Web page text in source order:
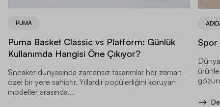
PUMA
Puma Basket Classic vs Platform: Günlük
Kullanımda Hangisi Öne Çıkıyor?
Sneaker dünyasında zamansız tasarımlar her zaman
özel bir yere sahiptir. Yıllardır popülerliğini koruyan
modeller arasında...
Spor